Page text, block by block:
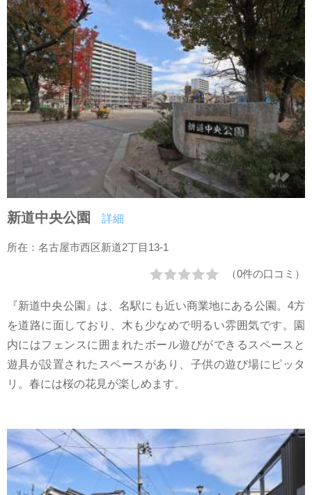
新道中央公園 詳細
所在：名古屋市西区新道2丁目13-1
（0件の口コミ）
『新道中央公園』は、名駅にも近い商業地にある公園。4方
を道路に面しており、木も少なめで明るい雰囲気です。園
内にはフェンスに囲まれたボール遊びができるスペースと
遊具が設置されたスペースがあり、子供の遊び場にピッタ
リ。春には桜の花見が楽しめます。